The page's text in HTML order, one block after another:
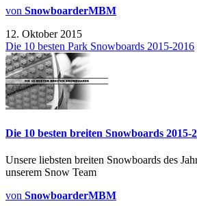
von SnowboarderMBM
12. Oktober 2015
Die 10 besten Park Snowboards 2015-2016
Die 10 besten breiten Snowboards 2015-
Unsere liebsten breiten Snowboards des
unserem Snow Team
von SnowboarderMBM